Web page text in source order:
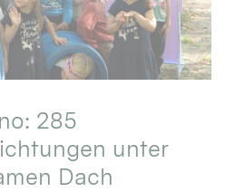
285
unter
Dach